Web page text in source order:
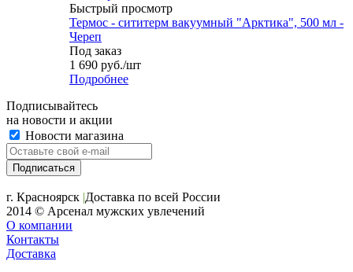
Быстрый просмотр
Термос - сититерм вакуумный "Арктика", 500 мл -
Череп
Под заказ
1 690 руб./шт
Подробнее
Подписывайтесь
на новости и акции
Новости магазина
г. Красноярск |Доставка по всей России
2014 © Арсенал мужских увлечений
О компании
Контакты
Доставка